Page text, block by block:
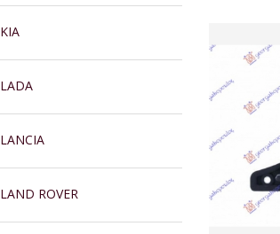
KIA
LADA
LANCIA
LAND ROVER